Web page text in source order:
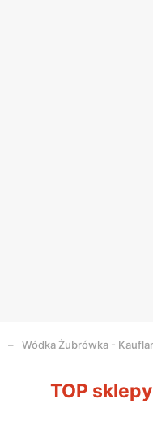
Wódka Żubrówka -
TOP sklepy